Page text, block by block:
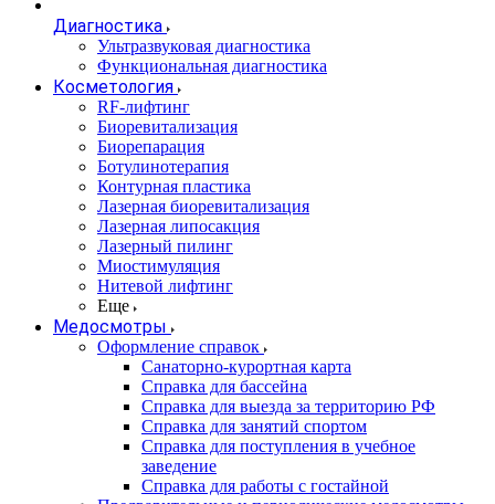
Диагностика
Ультразвуковая диагностика
Функциональная диагностика
Косметология
RF-лифтинг
Биоревитализация
Биорепарация
Ботулинотерапия
Контурная пластика
Лазерная биоревитализация
Лазерная липосакция
Лазерный пилинг
Миостимуляция
Нитевой лифтинг
Еще
Медосмотры
Оформление справок
Санаторно-курортная карта
Справка для бассейна
Справка для выезда за территорию РФ
Справка для занятий спортом
Справка для поступления в учебное
заведение
Справка для работы с гостайной